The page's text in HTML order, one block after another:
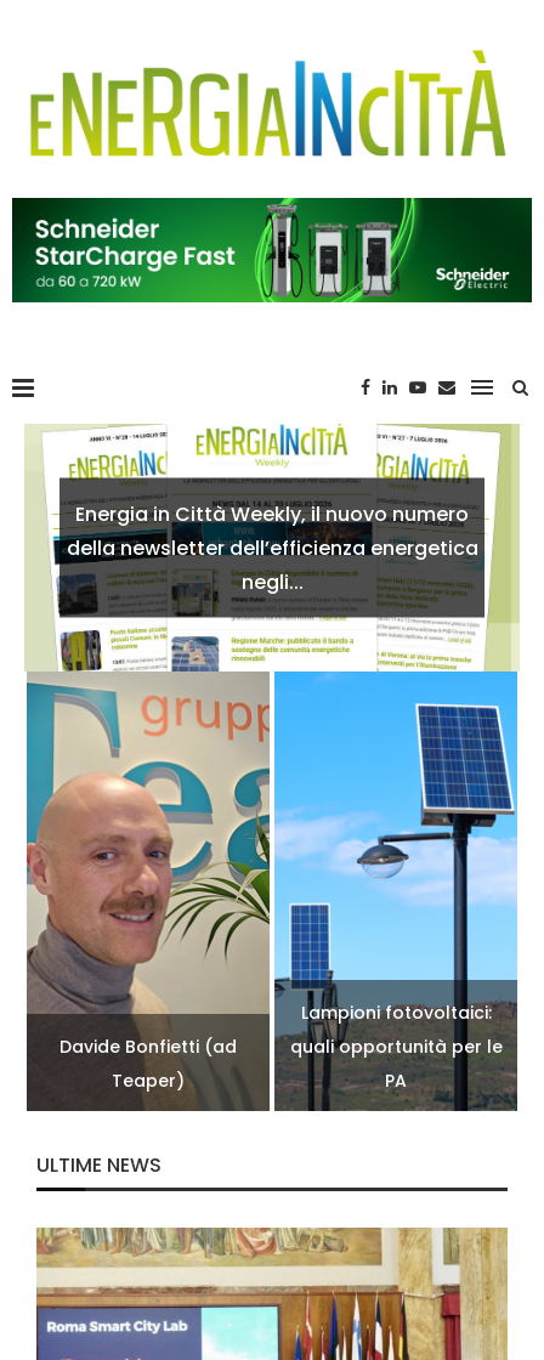
Energia in Città Weekly, il nuovo numero
della newsletter dell’efficienza energetica
negli...
Davide Bonfietti (ad
Teaper)
Lampioni fotovoltaici:
quali opportunità per le
PA
ULTIME NEWS